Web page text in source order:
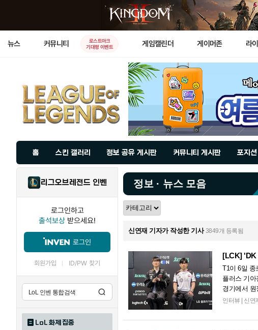
뉴스 커뮤니티
로스트아크
기대평 이벤트
게임캘린더 게이머존 라
홈 스킨 갤러리 정보 공유 게시판 커뮤니티 게시판 포지
리그오브레전드 인벤
로그인하고
출석보상 받으세요!
로그인
회원가입 ID/PW 찾기
LoL 화제 집중
정보 · 뉴스 모음
신연재 기자가 작성한 기사3849개 등록됨
[LCK]'DK
T1이 6일 종
플러스 기
경기에서
모습이었다.
인터뷰 신연